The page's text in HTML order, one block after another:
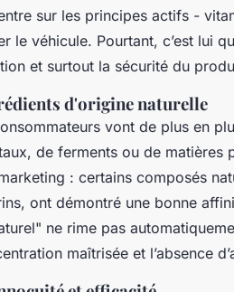
sur les principes actifs -
le véhicule. Pourtant, c’est lui
et surtout la sécurité du
d'origine naturelle
vont de plus en
de ferments ou de matières
: certains composés
ont démontré une bonne
ne rime pas
maîtrisée et l’absence